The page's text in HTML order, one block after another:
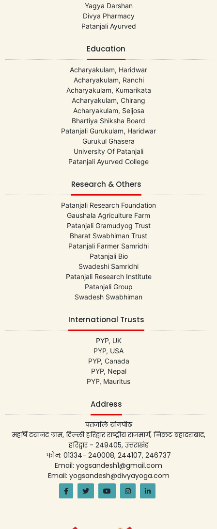
Yagya Darshan
Divya Pharmacy
Patanjali Ayurved
Education
Acharyakulam, Haridwar
Acharyakulam, Ranchi
Acharyakulam, Kumarikata
Acharyakulam, Chirang
Acharyakulam, Seijosa
Bhartiya Shiksha Board
Patanjali Gurukulam, Haridwar
Gurukul Ghasera
University Of Patanjali
Patanjali Ayurved College
Research & Others
Patanjali Research Foundation
Gaushala Agriculture Farm
Patanjali Gramudyog Trust
Bharat Swabhiman Trust
Patanjali Farmer Samridhi
Patanjali Bio
Swadeshi Samridhi
Patanjali Research Institute
Patanjali Group
Swadesh Swabhiman
International Trusts
PYP, UK
PYP, USA
PYP, Canada
PYP, Nepal
PYP, Mauritus
Address
पतंजलि योगपीठ
महर्षि दयानंद ग्राम, दिल्ली हरिद्वार राष्ट्रीय राजमार्ग, निकट बहादराबाद,
हरिद्वार - 249405, उत्तराखंड
फोन: 01334- 240008, 244107, 246737
Email: yogsandesh1@gmail.com
Email: yogsandesh@divyayoga.com